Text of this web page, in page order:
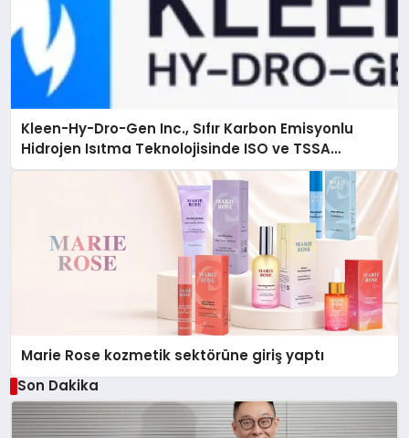
Kleen-Hy-Dro-Gen Inc., Sıfır Karbon Emisyonlu
Hidrojen Isıtma Teknolojisinde ISO ve TSSA
Düzenleyici Onaylarını Aldı
Marie Rose kozmetik sektörüne giriş yaptı
Son Dakika